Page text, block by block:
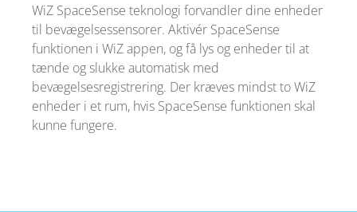
WiZ SpaceSense teknologi forvandler dine enheder
til bevægelsessensorer. Aktivér SpaceSense
funktionen i WiZ appen, og få lys og enheder til at
tænde og slukke automatisk med
bevægelsesregistrering. Der kræves mindst to WiZ
enheder i et rum, hvis SpaceSense funktionen skal
kunne fungere.